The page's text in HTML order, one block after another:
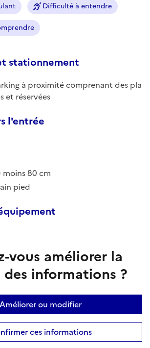
Difficulté à entendre
stationnement
à proximité comprenant des pla
et réservées
l'entrée
moins 80 cm
pied
vous améliorer la
informations ?
Améliorer ou modifier
ces informations